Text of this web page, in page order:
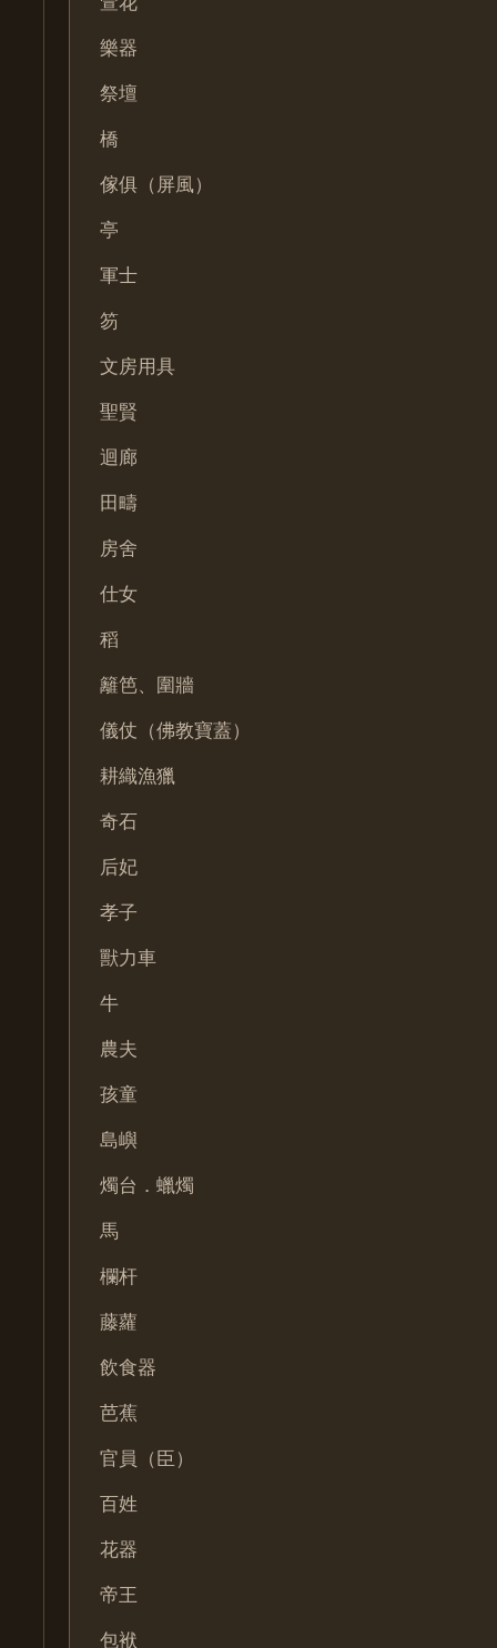
樂器
祭壇
橋
傢俱（屏風）
亭
軍士
笏
文房用具
聖賢
迴廊
田疇
房舍
仕女
稻
籬笆、圍牆
儀仗（佛教寶蓋）
耕織漁獵
奇石
后妃
孝子
獸力車
牛
農夫
孩童
島嶼
燭台．蠟燭
馬
欄杆
藤蘿
飲食器
芭蕉
官員（臣）
百姓
花器
帝王
包袱